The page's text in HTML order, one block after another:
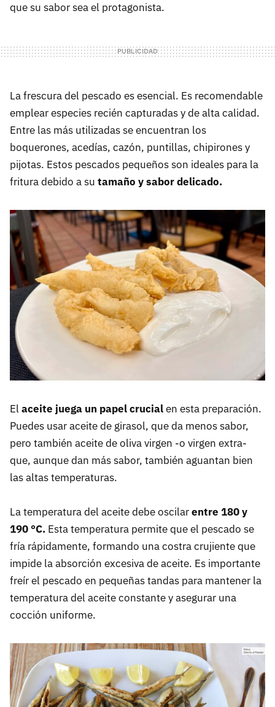
que su sabor sea el protagonista.
La frescura del pescado es esencial. Es recomendable
emplear especies recién capturadas y de alta calidad.
Entre las más utilizadas se encuentran los
boquerones, acedías, cazón, puntillas, chipirones y
pijotas. Estos pescados pequeños son ideales para la
fritura debido a su tamaño y sabor delicado.
El aceite juega un papel crucialen esta preparación.
Puedes usar aceite de girasol, que da menos sabor,
pero también aceite de oliva virgen -o virgen extra-
que, aunque dan más sabor, también aguantan bien
las altas temperaturas.
La temperatura del aceite debe oscilarentre 180 y
190 °C. Esta temperatura permite que el pescado se
fría rápidamente, formando una costra crujiente que
impide la absorción excesiva de aceite. Es importante
freír el pescado en pequeñas tandas para mantener la
temperatura del aceite constante y asegurar una
cocción uniforme.